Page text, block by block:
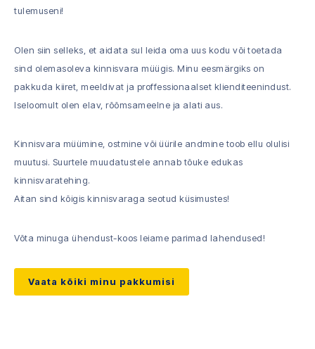
tulemuseni!
Olen siin selleks, et aidata sul leida oma uus kodu või toetada
sind olemasoleva kinnisvara müügis. Minu eesmärgiks on
pakkuda kiiret, meeldivat ja proffessionaalset klienditeenindust.
Iseloomult olen elav, rõõmsameelne ja alati aus.
Kinnisvara müümine, ostmine või üürile andmine toob ellu olulisi
muutusi. Suurtele muudatustele annab tõuke edukas
kinnisvaratehing.
Aitan sind kõigis kinnisvaraga seotud küsimustes!
Võta minuga ühendust-koos leiame parimad lahendused!
Vaata kõiki minu pakkumisi